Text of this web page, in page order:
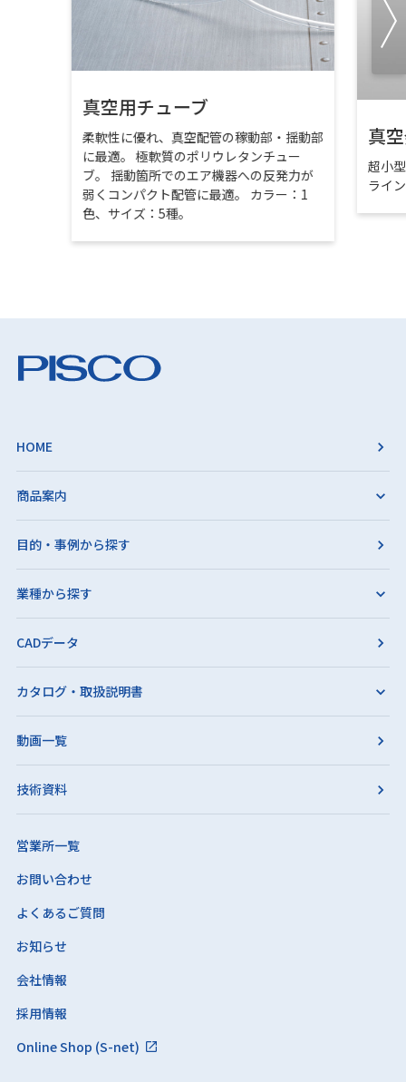
真空用チューブ
柔軟性に優れ、真空配管の稼動部・揺動部
に最適。 極軟質のポリウレタンチュー
ブ。 揺動箇所でのエア機器への反発力が
弱くコンパクト配管に最適。 カラー：1
色、サイズ：5種。
真
超小
ライ
HOME
商品案内
目的・事例から探す
業種から探す
CADデータ
カタログ・取扱説明書
動画一覧
技術資料
営業所一覧
お問い合わせ
よくあるご質問
お知らせ
会社情報
採用情報
Online Shop (S-net)